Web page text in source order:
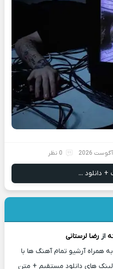
0 نظر
دانلود ...
از رضا لرستانی
همراه آرشیو تمام آهنگ ها با
های دانلود مستقیم + متن